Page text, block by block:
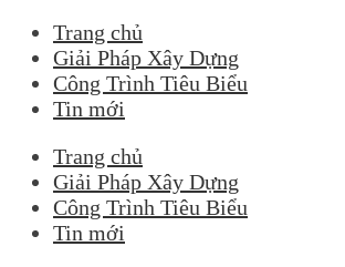
Trang chủ
Giải Pháp Xây Dựng
Công Trình Tiêu Biểu
Tin mới
Trang chủ
Giải Pháp Xây Dựng
Công Trình Tiêu Biểu
Tin mới